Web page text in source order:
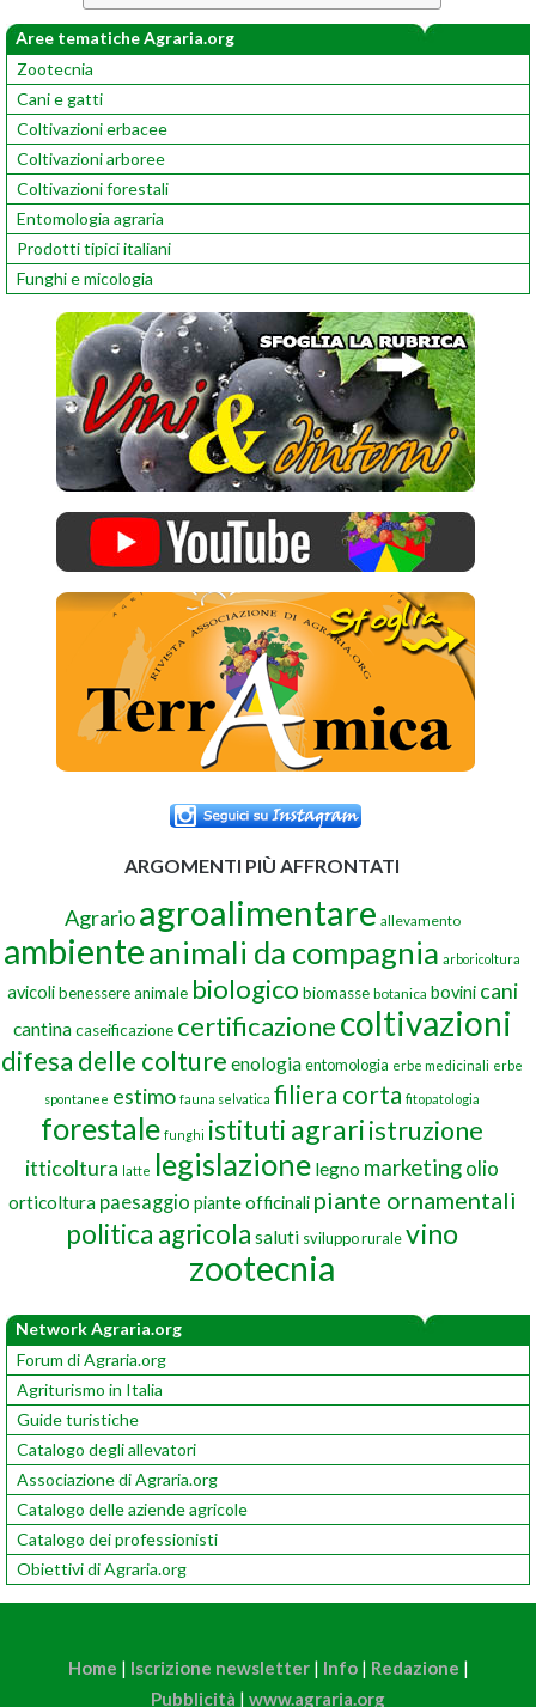
Aree tematiche Agraria.org
Zootecnia
Cani e gatti
Coltivazioni erbacee
Coltivazioni arboree
Coltivazioni forestali
Entomologia agraria
Prodotti tipici italiani
Funghi e micologia
ARGOMENTI PIÙ AFFRONTATI
Agrario agroalimentare allevamento
ambienteanimali da compagnia arboricoltura
avicoli benessere animale biologico biomasse botanica bovini cani
cantina caseificazione certificazionecoltivazioni
difesa delle colture enologiaentomologia erbe medicinali erbe
spontanee estimo fauna selvatica filiera corta fitopatologia
forestale funghi istituti agrariistruzione
itticoltura latte legislazione legno marketingolio
orticoltura paesaggio piante officinali piante ornamentali
politica agricola saluti sviluppo ruralevino
zootecnia
Network Agraria.org
Forum di Agraria.org
Agriturismo in Italia
Guide turistiche
Catalogo degli allevatori
Associazione di Agraria.org
Catalogo delle aziende agricole
Catalogo dei professionisti
Obiettivi di Agraria.org
Home | Iscrizione newsletter| Info| Redazione |
Pubblicità | www.agraria.org